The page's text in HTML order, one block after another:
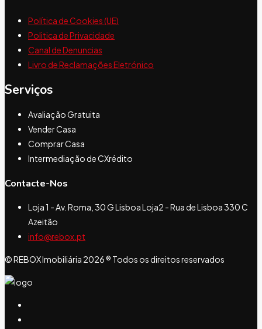
Política de Cookies (UE)
Politica de Privacidade
Canal de Denuncias
Livro de Reclamações Eletrónico
Serviços
Avaliação Gratuita
Vender Casa
Comprar Casa
Intermediação de CXrédito
Contacte-Nos
Loja 1 - Av. Roma, 30 G Lisboa Loja2 - Rua de Lisboa 330 C
Azeitão
info@rebox.pt
© REBOX Imobiliária 2026 ® Todos os direitos reservados